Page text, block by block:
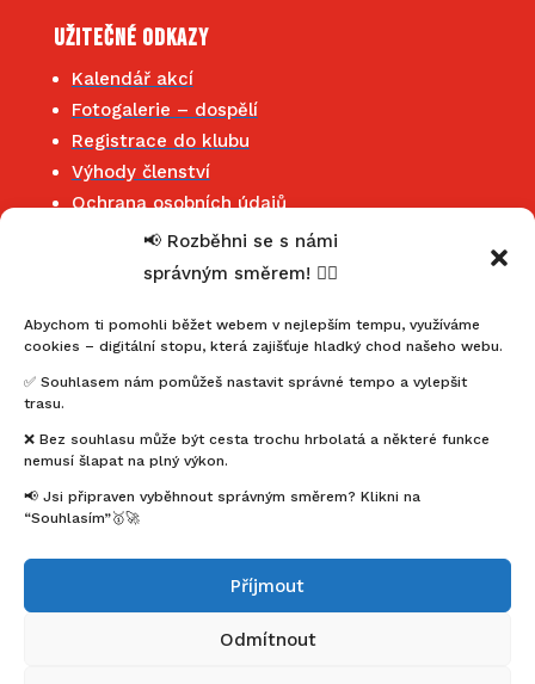
📢 Rozběhni se s námi
správným směrem! 🏃‍♂️
Abychom ti pomohli běžet webem v nejlepším tempu, využíváme
cookies – digitální stopu, která zajišťuje hladký chod našeho webu.
✅ Souhlasem nám pomůžeš nastavit správné tempo a vylepšit
trasu.
❌ Bez souhlasu může být cesta trochu hrbolatá a některé funkce
nemusí šlapat na plný výkon.
📢 Jsi připraven vyběhnout správným směrem? Klikni na
“Souhlasím”🥇🚀
Příjmout
Odmítnout
Užitečné odkazy
Kalendář akcí
Fotogalerie – dospělí
Registrace do klubu
Výhody členství
Ochrana osobních údajů
Jihočeský klub maratonců
mahonymartin@seznam.cz
+420 602 352 455
Buďme ve spojení
Facebook
Instagram